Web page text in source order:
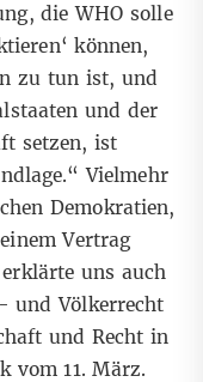
die WHO solle
können,
zu tun ist, und
und der
setzen, ist
Vielmehr
Demokratien,
Vertrag
uns auch
und Völkerrecht
und Recht in
vom 11. März.